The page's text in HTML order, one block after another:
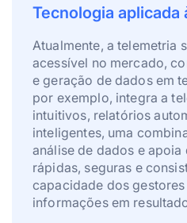
Tecnologia aplicada
Atualmente, a telemetria
acessível no mercado,
e geração de dados em
por exemplo, integra a
intuitivos, relatórios
inteligentes, uma
análise de dados e apoia
rápidas, seguras e
capacidade dos
informações em